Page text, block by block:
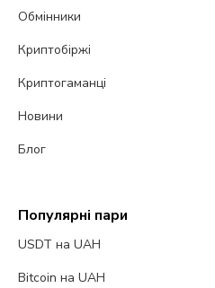
Обмінники
Криптобіржі
Криптогаманці
Новини
Блог
Популярні пари
USDT на UAH
Bitcoin на UAH